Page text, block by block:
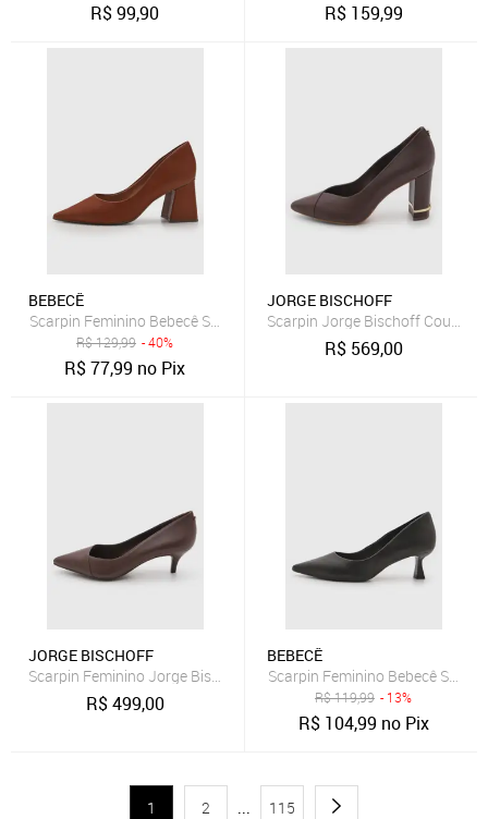
R$99,90 R$ 159,99
BEBECÊ
Scarpin Feminino Bebecê Salto Quadrado Marrom
R$129,99 - 40%
R$77,99 no Pix
JORGE BISCHOFF
Scarpin Jorge Bischoff Couro
R$ 569,00
JORGE BISCHOFF
Scarpin Feminino Jorge Bischoff Couro Salto Baixo Marrom
R$499,00
BEBECÊ
Scarpin Feminino Bebecê Salto
R$119,99 - 13%
R$ 104,99 no Pix
1 2 ... 115